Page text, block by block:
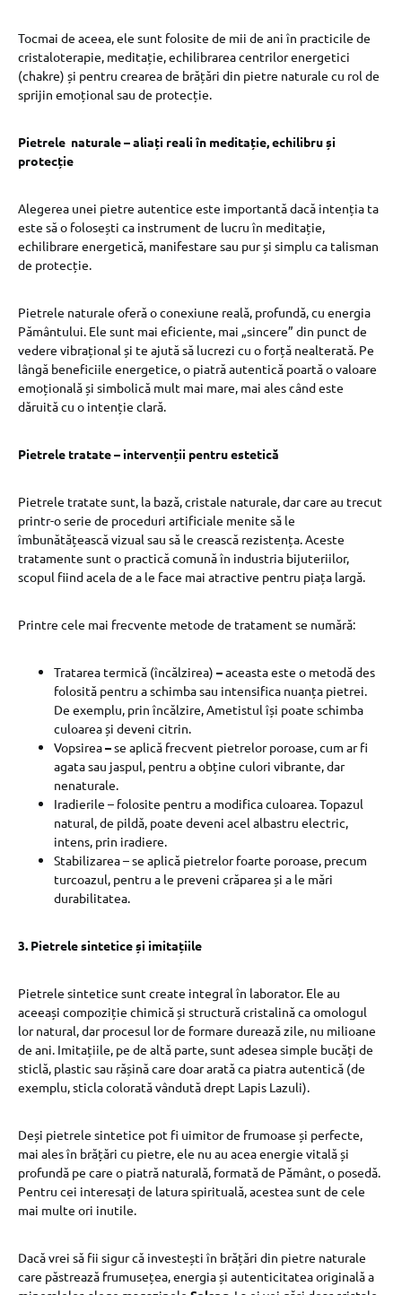
Tocmai de aceea, ele sunt folosite de mii de ani în practicile de
cristaloterapie, meditație, echilibrarea centrilor energetici
(chakre) și pentru crearea de brățări din pietre naturale cu rol de
sprijin emoțional sau de protecție.
Pietrele naturale – aliați reali în meditație, echilibru și
protecție
Alegerea unei pietre autentice este importantă dacă intenția ta
este să o folosești ca instrument de lucru în meditație,
echilibrare energetică, manifestare sau pur și simplu ca talisman
de protecție.
Pietrele naturale oferă o conexiune reală, profundă, cu energia
Pământului. Ele sunt mai eficiente, mai „sincere” din punct de
vedere vibrațional și te ajută să lucrezi cu o forță nealterată. Pe
lângă beneficiile energetice, o piatră autentică poartă o valoare
emoțională și simbolică mult mai mare, mai ales când este
dăruită cu o intenție clară.
Pietrele tratate – intervenții pentru estetică
Pietrele tratate sunt, la bază, cristale naturale, dar care au trecut
printr-o serie de proceduri artificiale menite să le
îmbunătățească vizual sau să le crească rezistența. Aceste
tratamente sunt o practică comună în industria bijuteriilor,
scopul fiind acela de a le face mai atractive pentru piața largă.
Printre cele mai frecvente metode de tratament se numără:
Tratarea termică (încălzirea) –aceasta este o metodă des
folosită pentru a schimba sau intensifica nuanța pietrei.
De exemplu, prin încălzire, Ametistul își poate schimba
culoarea și deveni citrin.
Vopsirea–se aplică frecvent pietrelor poroase, cum ar fi
agata sau jaspul, pentru a obține culori vibrante, dar
nenaturale.
Iradierile – folosite pentru a modifica culoarea. Topazul
natural, de pildă, poate deveni acel albastru electric,
intens, prin iradiere.
Stabilizarea – se aplică pietrelor foarte poroase, precum
turcoazul, pentru a le preveni crăparea și a le mări
durabilitatea.
3. Pietrele sintetice și imitațiile
Pietrele sintetice sunt create integral în laborator. Ele au
aceeași compoziție chimică și structură cristalină ca omologul
lor natural, dar procesul lor de formare durează zile, nu milioane
de ani. Imitațiile, pe de altă parte, sunt adesea simple bucăți de
sticlă, plastic sau rășină care doar arată ca piatra autentică (de
exemplu, sticla colorată vândută drept Lapis Lazuli).
Deși pietrele sintetice pot fi uimitor de frumoase și perfecte,
mai ales în brățări cu pietre, ele nu au acea energie vitală și
profundă pe care o piatră naturală, formată de Pământ, o posedă.
Pentru cei interesați de latura spirituală, acestea sunt de cele
mai multe ori inutile.
Dacă vrei să fii sigur că investești în brățări din pietre naturale
care păstrează frumusețea, energia și autenticitatea originală a